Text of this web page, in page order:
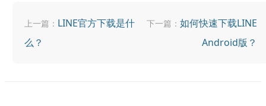
上一篇： LINE官方下载是什
么？
下一篇： 如何快速下载LINE
Android版？